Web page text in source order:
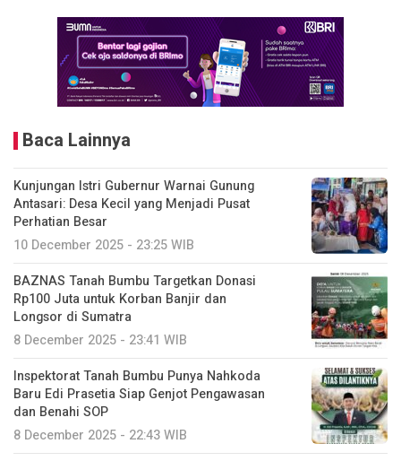
Baca Lainnya
Kunjungan Istri Gubernur Warnai Gunung
Antasari: Desa Kecil yang Menjadi Pusat
Perhatian Besar
10 December 2025 - 23:25 WIB
BAZNAS Tanah Bumbu Targetkan Donasi
Rp100 Juta untuk Korban Banjir dan
Longsor di Sumatra
8 December 2025 - 23:41 WIB
Inspektorat Tanah Bumbu Punya Nahkoda
Baru Edi Prasetia Siap Genjot Pengawasan
dan Benahi SOP
8 December 2025 - 22:43 WIB